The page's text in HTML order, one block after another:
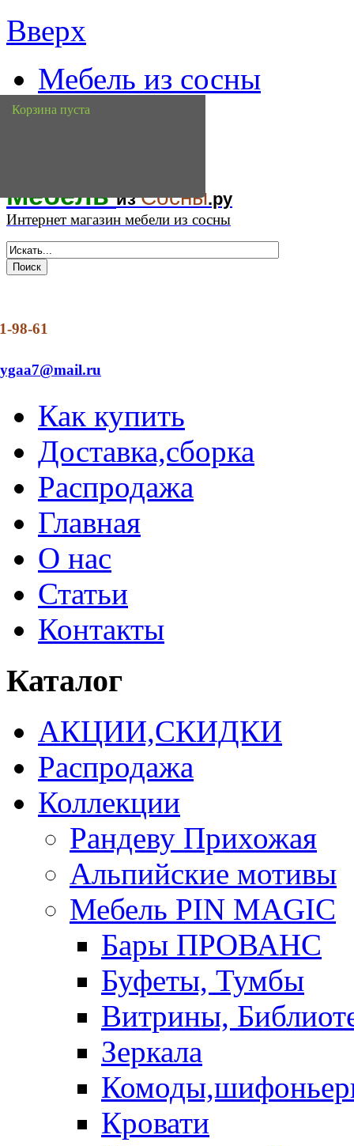
Вверх
Мебель из сосны
доставка
МебельизСосны.ру
Интернет магазин мебели из сосны
98-61
Как купить
Доставка,сборка
Распродажа
Главная
О нас
Статьи
Контакты
Корзина пуста
Каталог
АКЦИИ,СКИДКИ
Распродажа
Коллекции
Рандеву Прихожая
Альпийские мотивы
Мебель PIN MAGIС
Бары ПРОВАНС
Буфеты, Тумбы
Витрины,
Зеркала
Кровати